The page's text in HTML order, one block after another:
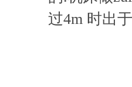
过4m 时出